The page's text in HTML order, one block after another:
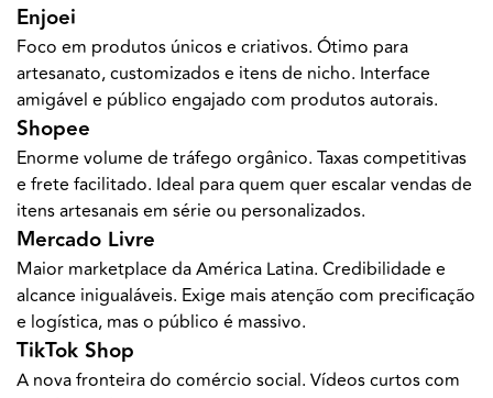
Enjoei
Foco em produtos únicos e criativos. Ótimo para
artesanato, customizados e itens de nicho. Interface
amigável e público engajado com produtos autorais.
Shopee
Enorme volume de tráfego orgânico. Taxas competitivas
e frete facilitado. Ideal para quem quer escalar vendas de
itens artesanais em série ou personalizados.
Mercado Livre
Maior marketplace da América Latina. Credibilidade e
alcance inigualáveis. Exige mais atenção com precificação
e logística, mas o público é massivo.
TikTok Shop
A nova fronteira do comércio social. Vídeos curtos com